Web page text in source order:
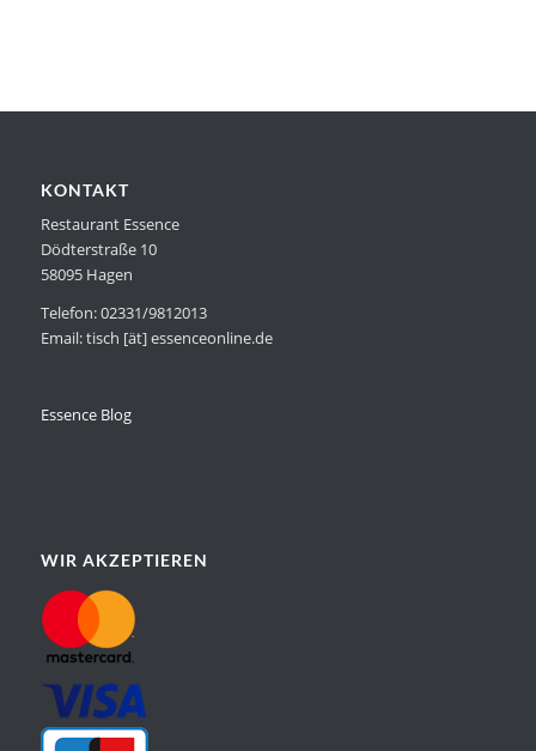
KONTAKT
Restaurant Essence
Dödterstraße 10
58095 Hagen
Telefon: 02331/9812013
Email: tisch [ät] essenceonline.de
Essence Blog
WIR AKZEPTIEREN